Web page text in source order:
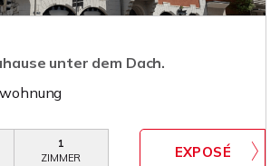
unter dem Dach.
1
ZIMMER